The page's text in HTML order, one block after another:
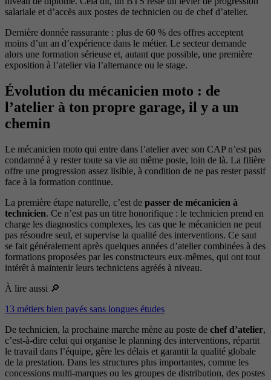
salariale et d’accès aux postes de technicien ou de chef d’atelier.
Dernière donnée rassurante : plus de 60 % des offres acceptent
moins d’un an d’expérience dans le métier. Le secteur demande
alors une formation sérieuse et, autant que possible, une première
exposition à l’atelier via l’alternance ou le stage.
Évolution du mécanicien moto : de
l’atelier à ton propre garage, il y a un
chemin
Le mécanicien moto qui entre dans l’atelier avec son CAP n’est pas
condamné à y rester toute sa vie au même poste, loin de là. La filière
offre une progression assez lisible, à condition de ne pas rester passif
face à la formation continue.
La première étape naturelle, c’est de passer de mécanicien à
technicien. Ce n’est pas un titre honorifique : le technicien prend en
charge les diagnostics complexes, les cas que le mécanicien ne peut
pas résoudre seul, et supervise la qualité des interventions. Ce saut
se fait généralement après quelques années d’atelier combinées à des
formations proposées par les constructeurs eux-mêmes, qui ont tout
intérêt à maintenir leurs techniciens agréés à niveau.
À lire aussi 🔎
13 métiers bien payés sans longues études
De technicien, la prochaine marche mène au poste de chef d’atelier,
c’est-à-dire celui qui organise le planning des interventions, répartit
le travail dans l’équipe, gère les délais et garantit la qualité globale
de la prestation. Dans les structures plus importantes, comme les
concessions multi-marques ou les groupes de distribution, des postes